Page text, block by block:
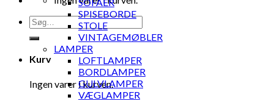
Søg
efter:
Kurv
Ingen varer i kurven.
SPISEBORDE
STOLE
VINTAGEMØBLER
LAMPER
LOFTLAMPER
BORDLAMPER
GULVLAMPER
VÆGLAMPER